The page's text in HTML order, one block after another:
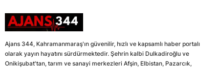
Ajans 344, Kahramanmaraş'ın güvenilir, hızlı ve kapsamlı haber portalı
olarak yayın hayatını sürdürmektedir. Şehrin kalbi Dulkadiroğlu ve
Onikişubat'tan, tarım ve sanayi merkezleri Afşin, Elbistan, Pazarcık,